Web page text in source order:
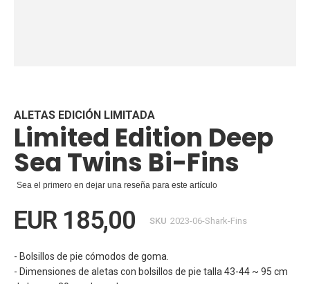
de
la
galería
de
imágenes
ALETAS EDICIÓN LIMITADA
Limited Edition Deep
Sea Twins Bi-Fins
Sea el primero en dejar una reseña para este artículo
EUR 185,00 SKU 2023-06-Shark-Fins
- Bolsillos de pie cómodos de goma.
- Dimensiones de aletas con bolsillos de pie talla 43-44 ~ 95 cm